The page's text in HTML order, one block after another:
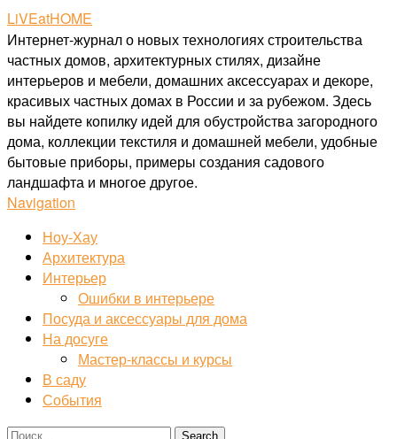
LiVEatHOME
Интернет-журнал о новых технологиях строительства
частных домов, архитектурных стилях, дизайне
интерьеров и мебели, домашних аксессуарах и декоре,
красивых частных домах в России и за рубежом. Здесь
вы найдете копилку идей для обустройства загородного
дома, коллекции текстиля и домашней мебели, удобные
бытовые приборы, примеры создания садового
ландшафта и многое другое.
Navigation
Ноу-Хау
Архитектура
Интерьер
Ошибки в интерьере
Посуда и аксессуары для дома
На досуге
Мастер-классы и курсы
В саду
События